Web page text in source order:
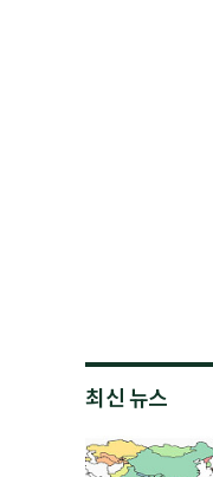
최신 뉴스